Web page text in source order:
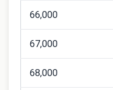
66,000
67,000
68,000